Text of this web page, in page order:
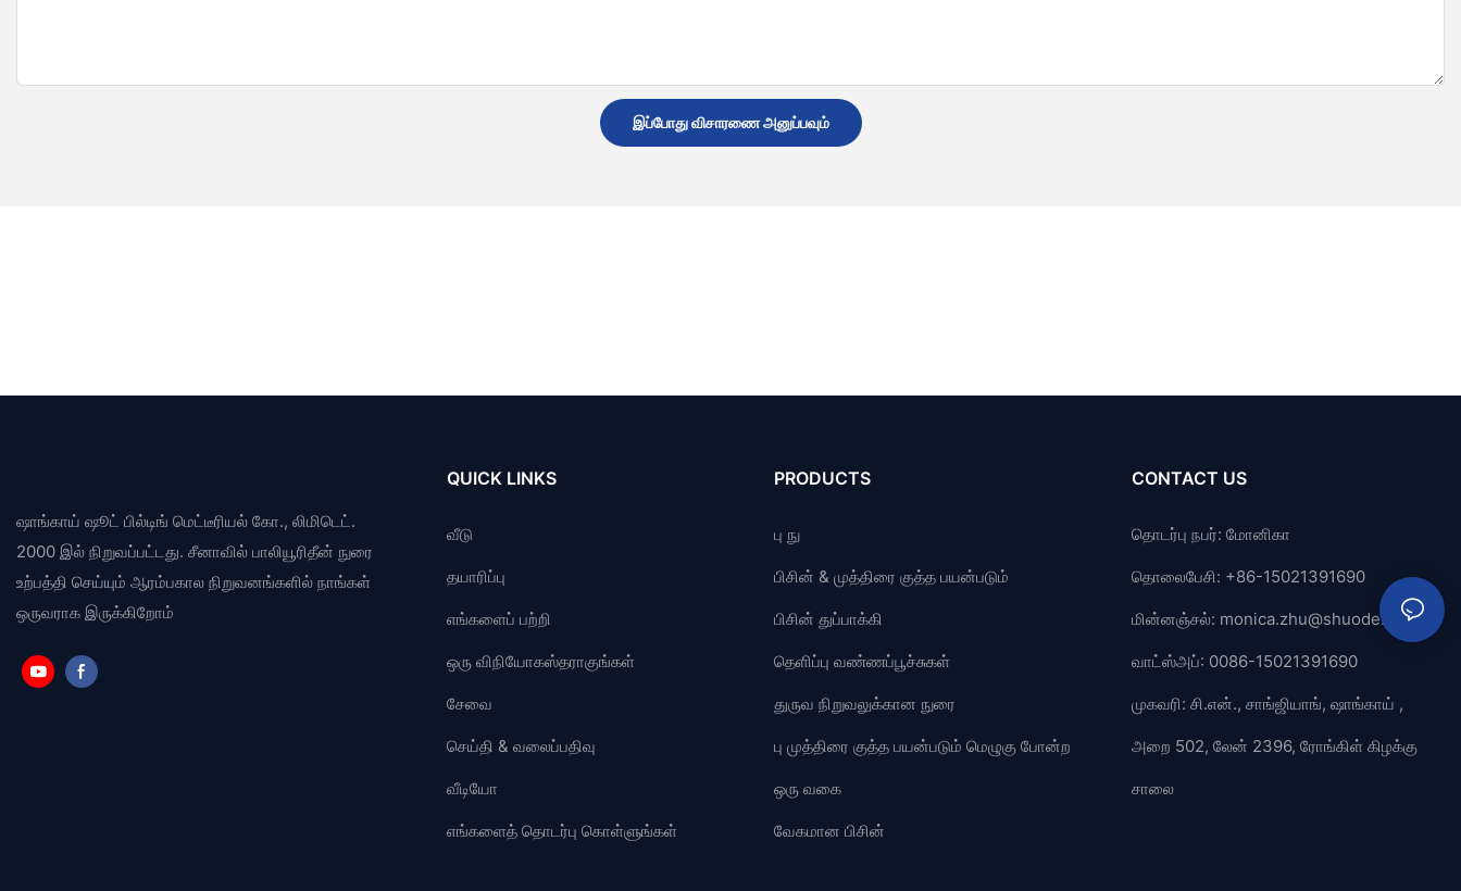
இப்போது விசாரணை அனுப்பவும்
ஷாங்காய் ஷூட் பில்டிங் மெட்டீரியல் கோ., லிமிடெட்.
2000 இல் நிறுவப்பட்டது. சீனாவில் பாலியூரிதீன் நுரை
உற்பத்தி செய்யும் ஆரம்பகால நிறுவனங்களில் நாங்கள்
ஒருவராக இருக்கிறோம்
QUICK LINKS
வீடு
தயாரிப்பு
எங்களைப் பற்றி
ஒரு விநியோகஸ்தராகுங்கள்
சேவை
செய்தி & வலைப்பதிவு
வீடியோ
எங்களைத் தொடர்பு கொள்ளுங்கள்
PRODUCTS
பு நு
பிசின் & முத்திரை குத்த பயன்படும்
பிசின் துப்பாக்கி
தெளிப்பு வண்ணப்பூச்சுகள்
துருவ நிறுவலுக்கான நுரை
பு முத்திரை குத்த பயன்படும் மெழுகு போன்ற
ஒரு வகை
வேகமான பிசின்
CONTACT US
தொடர்பு நபர்: மோனிகா
தொலைபேசி: +86-15021391690
மின்னஞ்சல்: monica.zhu@shuode.cn
வாட்ஸ்அப்: 0086-15021391690
முகவரி: சி.என்., சாங்ஜியாங், ஷாங்காய் ,
அறை 502, லேன் 2396, ரோங்கிள் கிழக்கு
சாலை